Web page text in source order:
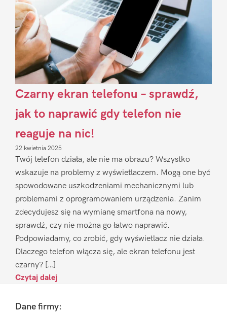
Czarny ekran telefonu – sprawdź,
jak to naprawić gdy telefon nie
reaguje na nic!
22 kwietnia 2025
Twój telefon działa, ale nie ma obrazu? Wszystko
wskazuje na problemy z wyświetlaczem. Mogą one być
spowodowane uszkodzeniami mechanicznymi lub
problemami z oprogramowaniem urządzenia. Zanim
zdecydujesz się na wymianę smartfona na nowy,
sprawdź, czy nie można go łatwo naprawić.
Podpowiadamy, co zrobić, gdy wyświetlacz nie działa.
Dlaczego telefon włącza się, ale ekran telefonu jest
czarny? […]
Czytaj dalej
FooterDane firmy: